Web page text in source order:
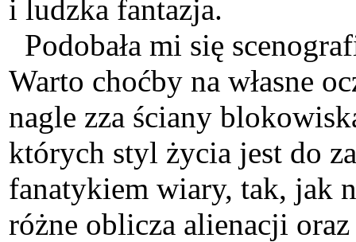
i ludzka fantazja.
Podobała mi się
Warto choćby na własne
nagle zza ściany
których styl życia jest do
fanatykiem wiary, tak, jak
różne oblicza alienacji